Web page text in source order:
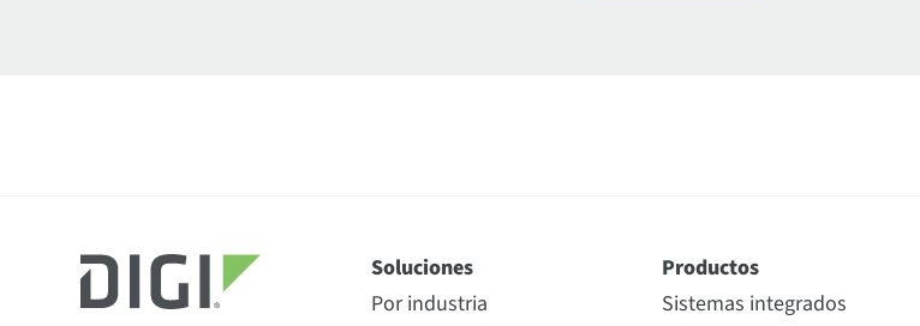
Soluciones
Por industria
Productos
Sistemas integrados